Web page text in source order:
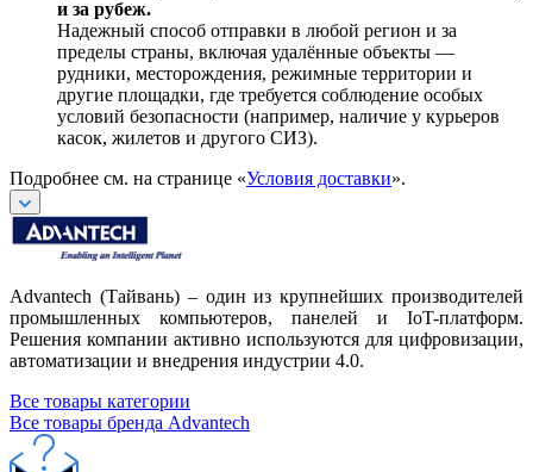
и за рубеж.
Надежный способ отправки в любой регион и за
пределы страны, включая удалённые объекты —
рудники, месторождения, режимные территории и
другие площадки, где требуется соблюдение особых
условий безопасности (например, наличие у курьеров
касок, жилетов и другого СИЗ).
Подробнее см. на странице «Условия доставки».
Advantech (Тайвань) – один из крупнейших производителей
промышленных компьютеров, панелей и IoT-платформ.
Решения компании активно используются для цифровизации,
автоматизации и внедрения индустрии 4.0.
Все товары категории
Все товары бренда Advantech